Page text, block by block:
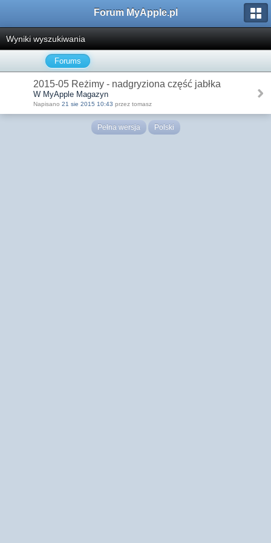
Forum MyApple.pl
Wyniki wyszukiwania
Forums
2015-05 Reżimy - nadgryziona część jabłka
W MyApple Magazyn
Napisano 21 sie 2015 10:43 przez tomasz
Pełna wersja Polski